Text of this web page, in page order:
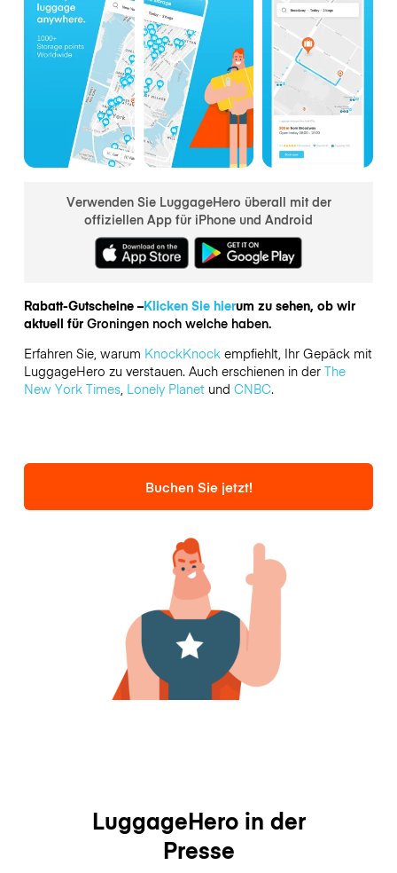
Verwenden Sie LuggageHero überall mit der
offiziellen App für iPhone und Android
Rabatt-Gutscheine –Klicken Sie hierum zu sehen, ob wir
aktuell für Groningen noch welche haben.
Erfahren Sie, warum KnockKnockempfiehlt, Ihr Gepäck mit
LuggageHero zu verstauen. Auch erschienen in der The
New York Times, Lonely Planetund CNBC.
Buchen Sie jetzt!
LuggageHero in der
Presse